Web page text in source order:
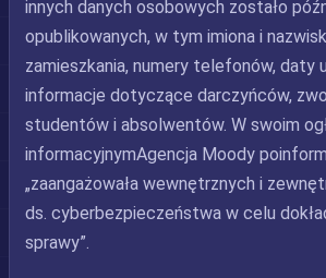
innych danych osobowych zostało
opublikowanych, w tym imiona i
zamieszkania, numery telefonów, daty
informacje dotyczące darczyńców,
studentów i absolwentów. W swoim
informacyjnymAgencja Moody
„zaangażowała wewnętrznych i
ds. cyberbezpieczeństwa w celu
sprawy”.